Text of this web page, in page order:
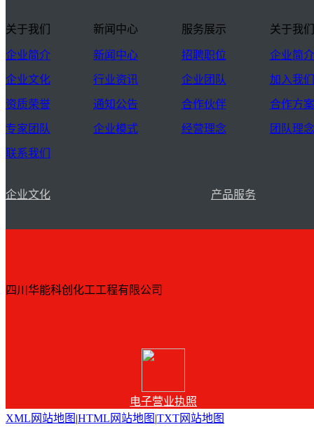
关于我们
企业简介
企业文化
资质荣誉
专家团队
联系我们
新闻中心
新闻中心
行业资讯
通知公告
企业模式
服务展示
招聘职位
企业团队
合作伙伴
经营理念
关于我们
企业简介
加入我们
合作方案
团队理念
企业文化 产品服务
四川华能科创化工工程有限公司
电子营业执照
XML网站地图 |HTML网站地图 |TXT网站地图